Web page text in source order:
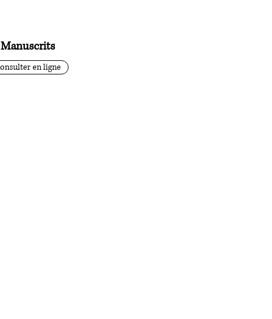
Manuscrits
en ligne